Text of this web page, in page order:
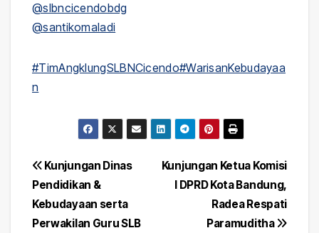
@slbncicendobdg
@santikomaladi
#TimAngklungSLBNCicendo#WarisanKebudayaa
n
Post
navigation
Kunjungan Ketua Komisi
I DPRD Kota Bandung,
Radea Respati
Paramuditha
Kunjungan Dinas
Pendidikan &
Kebudayaan serta
Perwakilan Guru SLB